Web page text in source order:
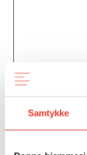
Samtykke